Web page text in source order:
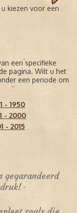
kiezen voor een
een specifieke
pagina. Wilt u het
een periode om
- 1950
- 2000
- 2015
gegarandeerd